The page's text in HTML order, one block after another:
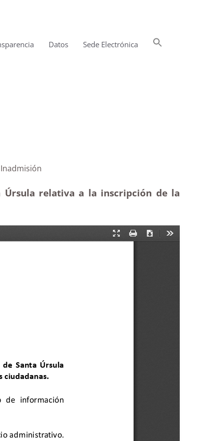
Datos Sede Electrónica
|Inadmisión
Úrsula relativa a la inscripción de la